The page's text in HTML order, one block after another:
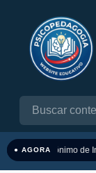
● AGORASinônimo de